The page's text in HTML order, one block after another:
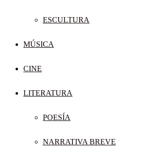
ESCULTURA
MÚSICA
CINE
LITERATURA
POESÍA
NARRATIVA BREVE